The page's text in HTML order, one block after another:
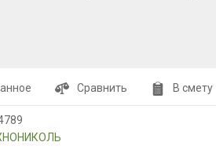
Сравнить В смету